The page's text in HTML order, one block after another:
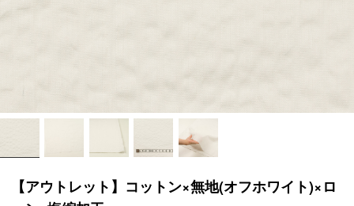
【アウトレット】コットン×無地(オフホワイト)×ロ